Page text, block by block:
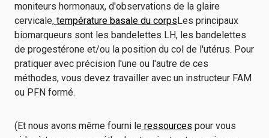
moniteurs hormonaux, d'observations de la glaire
cervicale, température basale du corpsLes principaux
biomarqueurs sont les bandelettes LH, les bandelettes
de progestérone et/ou la position du col de l'utérus. Pour
pratiquer avec précision l'une ou l'autre de ces
méthodes, vous devez travailler avec un instructeur FAM
ou PFN formé.
(Et nous avons même fourni le ressources pour vous